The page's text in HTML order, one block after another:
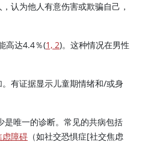
认为他人有意伤害或欺骗自己，
高达4.4％(1, 2)。这种情况在男性
有证据显示儿童期情绪和/或身
是唯一的诊断。常见的共病包括
虑障碍 （如社交恐惧症[社交焦虑